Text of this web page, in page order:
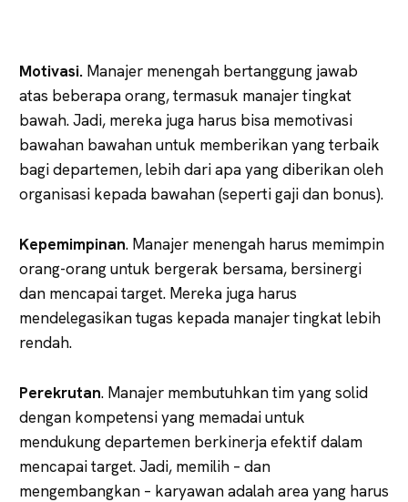
Motivasi. Manajer menengah bertanggung jawab
atas beberapa orang, termasuk manajer tingkat
bawah. Jadi, mereka juga harus bisa memotivasi
bawahan bawahan untuk memberikan yang terbaik
bagi departemen, lebih dari apa yang diberikan oleh
organisasi kepada bawahan (seperti gaji dan bonus).
Kepemimpinan. Manajer menengah harus memimpin
orang-orang untuk bergerak bersama, bersinergi
dan mencapai target. Mereka juga harus
mendelegasikan tugas kepada manajer tingkat lebih
rendah.
Perekrutan. Manajer membutuhkan tim yang solid
dengan kompetensi yang memadai untuk
mendukung departemen berkinerja efektif dalam
mencapai target. Jadi, memilih – dan
mengembangkan – karyawan adalah area yang harus